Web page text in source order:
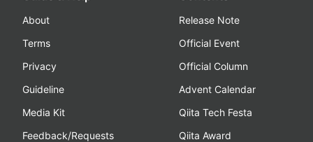
About
Terms
Privacy
Guideline
Media Kit
Feedback/Requests
Release Note
Official Event
Official Column
Advent Calendar
Qiita Tech Festa
Qiita Award